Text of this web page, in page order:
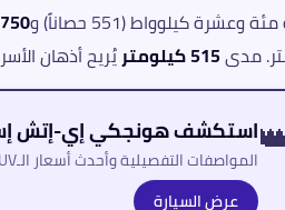
وعشرة كيلوواط (551 حصاناً) و
750 نيوتن·متر
515 كيلومتر يُريح أذهان
استكشف هونجكي إي-إتش إس 9
المواصفات التفصيلية وأحدث أسعار الـSUV الكهربائي الفاخر ثلاثي الصفوف في مصر
عرض السيارة